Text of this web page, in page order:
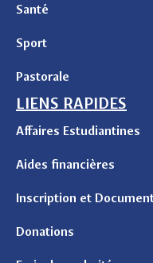
Santé
Sport
Pastorale
LIENS RAPIDES
Affaires Estudiantines
Aides financières
Inscription et
Donations